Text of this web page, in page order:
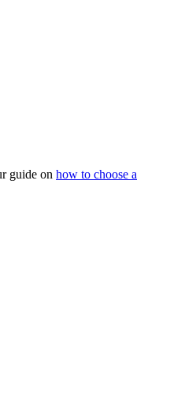
guide on how to choose a